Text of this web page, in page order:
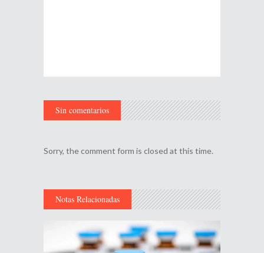
Sin comentarios
Sorry, the comment form is closed at this time.
Notas Relacionadas